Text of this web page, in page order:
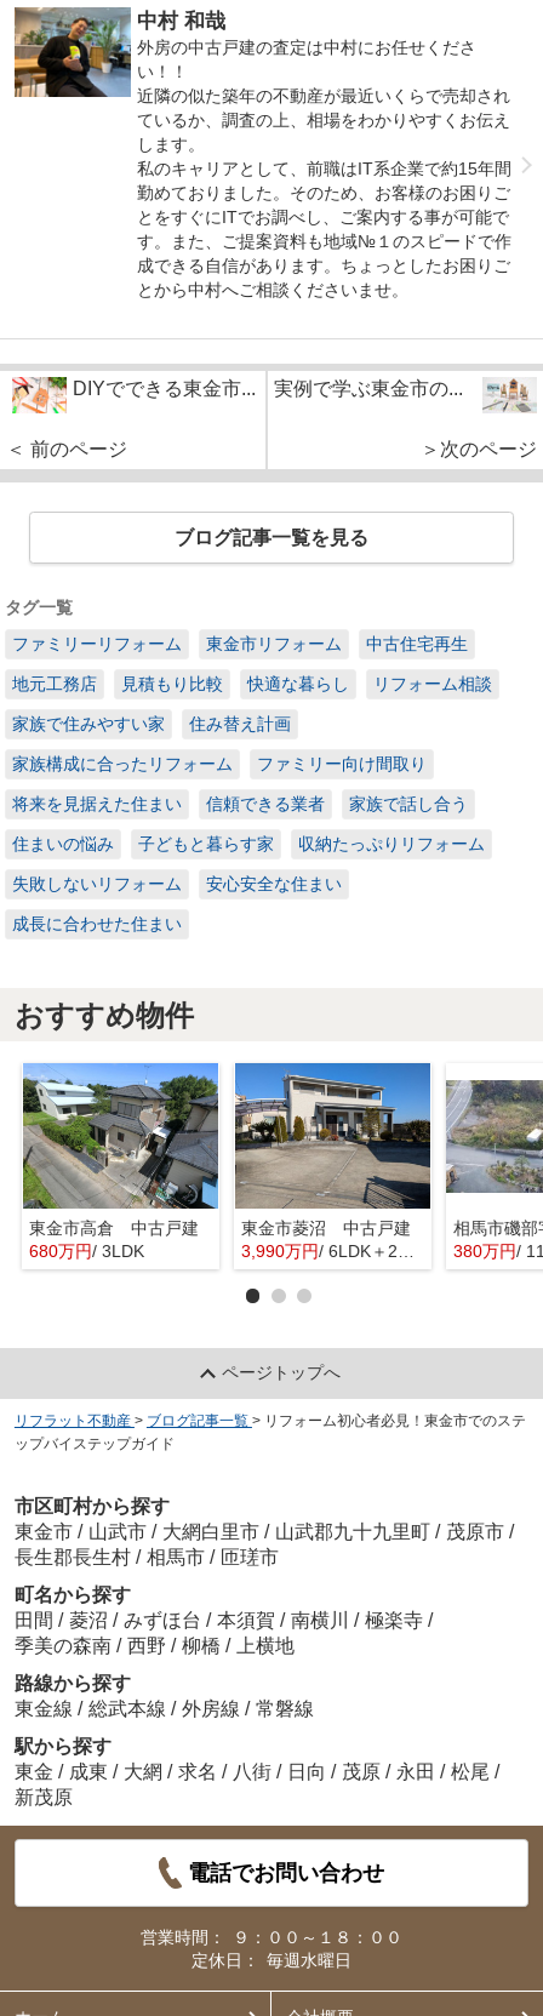
中村 和哉
外房の中古戸建の査定は中村にお任せくださ
い！！
近隣の似た築年の不動産が最近いくらで売却され
ているか、調査の上、相場をわかりやすくお伝え
します。
私のキャリアとして、前職はIT系企業で約15年間
勤めておりました。そのため、お客様のお困りご
とをすぐにITでお調べし、ご案内する事が可能で
す。また、ご提案資料も地域№１のスピードで作
成できる自信があります。ちょっとしたお困りご
とから中村へご相談くださいませ。
DIYでできる東金市...
＜ 前のページ
実例で学ぶ東金市の...
＞次のページ
ブログ記事一覧を見る
タグ一覧
ファミリーリフォーム
東金市リフォーム 中古住宅再生
地元工務店 見積もり比較 快適な暮らし リフォーム相談
家族で住みやすい家 住み替え計画
家族構成に合ったリフォーム ファミリー向け間取り
将来を見据えた住まい 信頼できる業者 家族で話し合う
住まいの悩み 子どもと暮らす家 収納たっぷりリフォーム
失敗しないリフォーム 安心安全な住まい
成長に合わせた住まい
おすすめ物件
東金市高倉 中古戸建
680万円/ 3LDK
東金市菱沼 中古戸建
3,990万円/ 6LDK＋2S(納戸) 380万円/
ページトップへ
リフラット不動産 > ブログ記事一覧 > リフォーム初心者必見！東金市でのステ
ップバイステップガイド
市区町村から探す
東金市 / 山武市 / 大網白里市 / 山武郡九十九里町 / 茂原市 /
長生郡長生村 / 相馬市 / 匝瑳市
町名から探す
田間 / 菱沼 / みずほ台 / 本須賀 / 南横川 / 極楽寺 /
季美の森南 / 西野 / 柳橋 /
上横地
路線から探す
東金線 / 総武本線 / 外房線 / 常磐線
駅から探す
東金 / 成東 / 大網 / 求名 / 八街 / 日向 / 茂原 / 永田 / 松尾 /
新茂原
電話でお問い合わせ
営業時間：
９：００～１８：００
定休日：
毎週水曜日